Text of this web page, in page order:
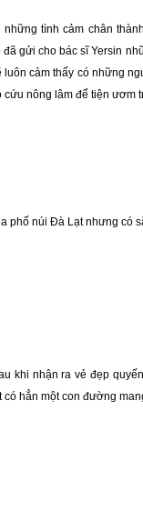
những tình cảm chân
gửi cho bác sĩ Yersin
cảm thấy có những
nông lâm để tiện ươm
phố núi Đà Lạt nhưng có
khi nhận ra vẻ đẹp
hẳn một con đường